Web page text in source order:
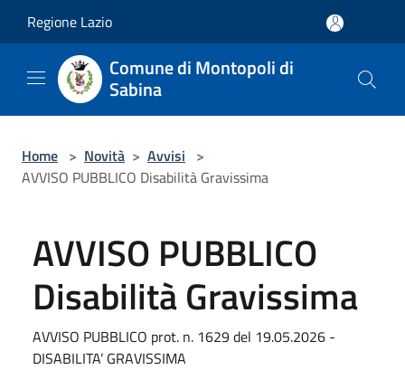
Regione Lazio
Comune di Montopoli di
Sabina
Home > Novità > Avvisi >
AVVISO PUBBLICO Disabilità Gravissima
AVVISO PUBBLICO
Disabilità Gravissima
AVVISO PUBBLICO prot. n. 1629 del 19.05.2026 -
DISABILITA’ GRAVISSIMA